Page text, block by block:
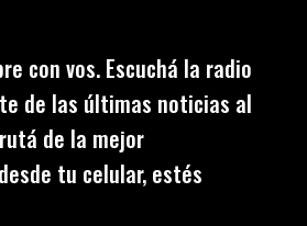
con vos. Escuchá la radio
de las últimas noticias al
de la mejor
tu celular, estés